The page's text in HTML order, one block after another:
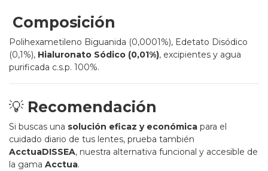
Composición
Polihexametileno Biguanida (0,0001%), Edetato Disódico
(0,1%), Hialuronato Sódico (0,01%), excipientes y agua
purificada c.s.p. 100%.
💡 Recomendación
Si buscas una solución eficaz y económica para el
cuidado diario de tus lentes, prueba también
AcctuaDISSEA, nuestra alternativa funcional y accesible de
la gama Acctua.